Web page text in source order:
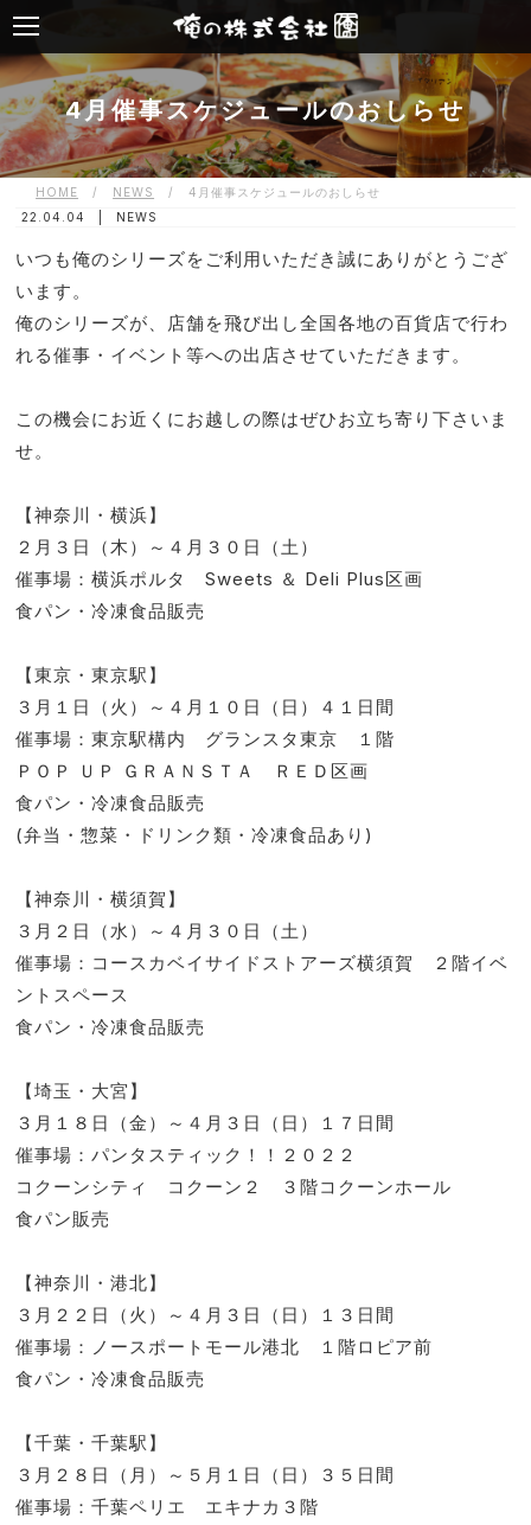
4月催事スケジュールのおしらせ
HOME / NEWS /
4月催事スケジュールのおしらせ
22.04.04 |
NEWS
いつも俺のシリーズをご利用いただき誠にありがとうござ
います。
俺のシリーズが、店舗を飛び出し全国各地の百貨店で行わ
れる催事・イベント等への出店させていただきます。
この機会にお近くにお越しの際はぜひお立ち寄り下さいま
せ。
【神奈川・横浜】
２月３日（木）～４月３０日（土）
催事場：横浜ポルタ Sweets ＆ Deli Plus区画
食パン・冷凍食品販売
【東京・東京駅】
３月１日（火）～４月１０日（日）４１日間
催事場：東京駅構内 グランスタ東京 １階
ＰＯＰ ＵＰ ＧＲＡＮＳＴＡ ＲＥＤ区画
食パン・冷凍食品販売
(弁当・惣菜・ドリンク類・冷凍食品あり)
【神奈川・横須賀】
３月２日（水）～４月３０日（土）
催事場：コースカベイサイドストアーズ横須賀 ２階イベ
ントスペース
食パン・冷凍食品販売
【埼玉・大宮】
３月１８日（金）～４月３日（日）１７日間
催事場：パンタスティック！！２０２２
コクーンシティ コクーン２ ３階コクーンホール
食パン販売
【神奈川・港北】
３月２２日（火）～４月３日（日）１３日間
催事場：ノースポートモール港北 １階ロピア前
食パン・冷凍食品販売
【千葉・千葉駅】
３月２８日（月）～５月１日（日）３５日間
催事場：千葉ペリエ エキナカ３階